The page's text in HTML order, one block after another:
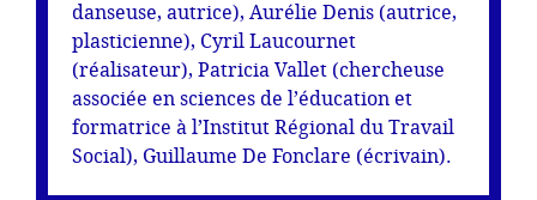
danseuse, autrice), Aurélie Denis (autrice,
plasticienne), Cyril Laucournet
(réalisateur), Patricia Vallet (chercheuse
associée en sciences de l’éducation et
formatrice à l’Institut Régional du Travail
Social), Guillaume De Fonclare (écrivain).